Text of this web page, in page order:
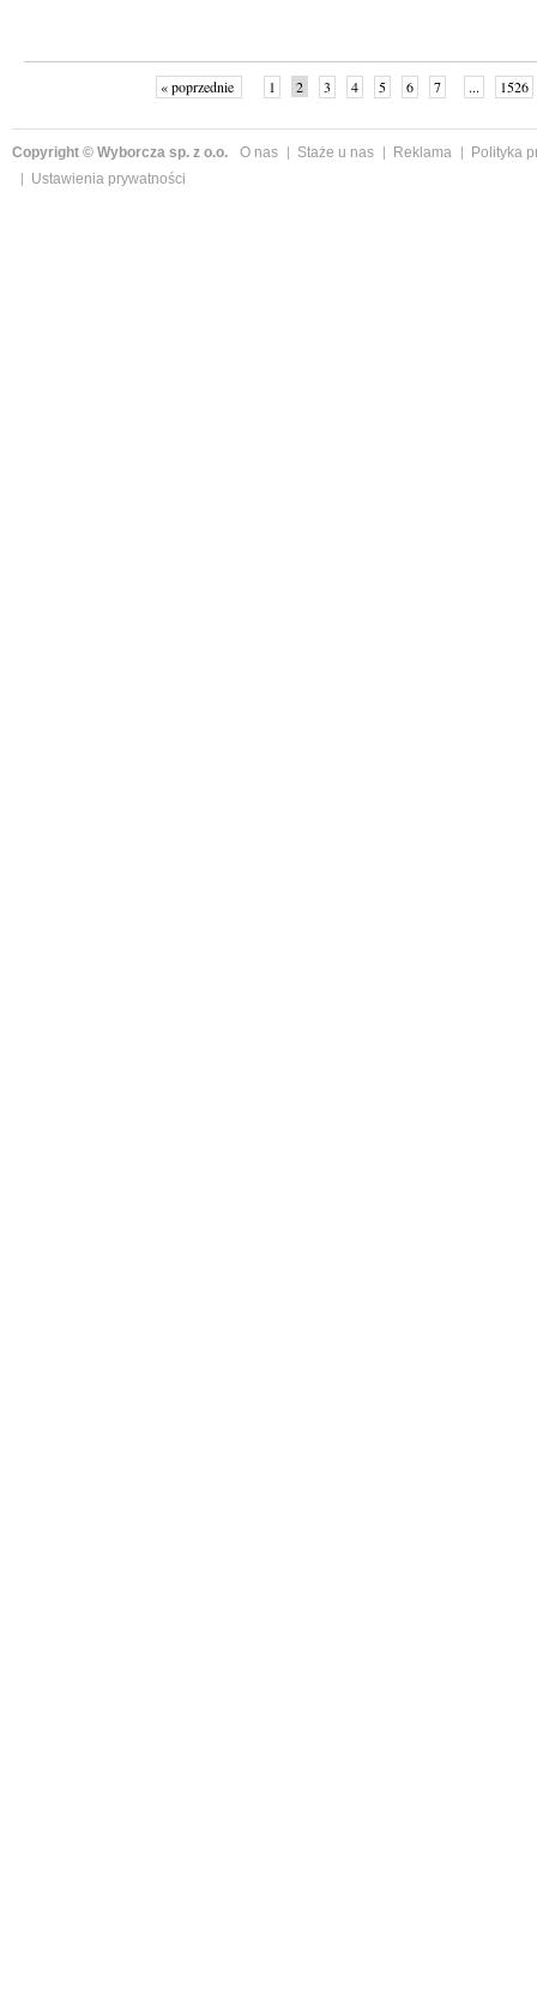
« poprzednie 1 2 3 4 5 6 7 ... 1526
Copyright © Wyborcza sp. z o.o. O nas Staże u nas Reklama
Polityka
Ustawienia prywatności